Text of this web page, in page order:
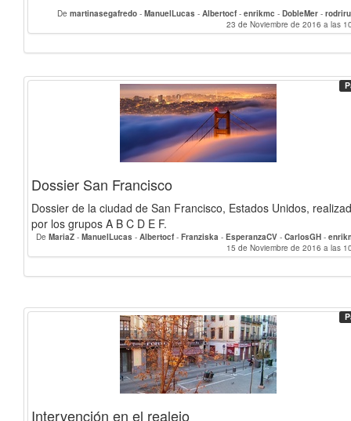
De martinasegafredo - ManuelLucas - Albertocf - enrikmc - DobleMer -
Morgane_Sanchez-Daniela_Maqueo-
23 de Noviembre de 2016 a las
Dossier San Francisco
Dossier de la ciudad de San Francisco, Estados Unidos,
por los grupos A B C D E F.
De MariaZ - ManuelLucas - Albertocf - Franziska - EsperanzaCV - CarlosGH -
martinasegafredo-matteo -Rang-
Morgane_Sanchez-Daniela_Maqueo-jesustorres-jagarzon-mmvdal-
15 de Noviembre de 2016 a las
Intervención en el realejo